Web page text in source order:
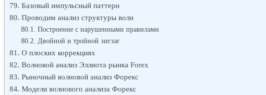
Базовый импульсный паттерн
Проводим анализ структуры волн
Построение с нарушенными правилами
Двойной и тройной зигзаг
О плоских коррекциях
Волновой анализ Эллиота рынка Forex
Рыночный волновой анализ Форекс
Модели волнового анализа Форекс